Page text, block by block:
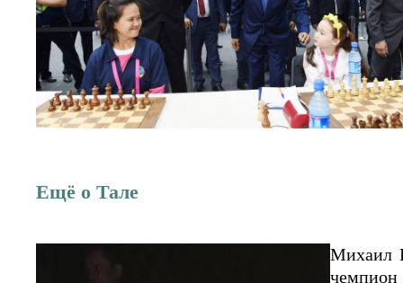
Ещё о Тале
Михаил